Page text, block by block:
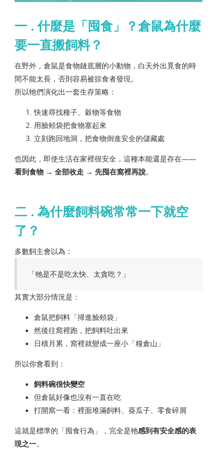
一 . 什麼是「囤食」？倉鼠為什麼
要一直搬飼料？
在野外，倉鼠是食物鏈底層的小動物，白天外出覓食的時
間不能太長，否則容易被掠食者發現。
所以牠們演化出一套生存策略：
快速尋找種子、穀物等食物
用臉頰袋把食物塞起來
立刻跑回地洞，把食物倒進安全的儲藏處
也因此，即使生活在家裡很安全，這種本能還是存在——
看到食物 → 全部收走 → 先囤在窩裡再說。
二 . 為什麼飼料碗常常一下就空
了？
多數飼主會以為：
「牠是不是吃太快、太貪吃？」
其實大部分情況是：
倉鼠把飼料「掃進臉頰袋」
然後往窩裡跑，把飼料吐出來
日積月累，窩裡就變成一座小「糧倉山」
所以你會看到：
飼料碗很快變空
但倉鼠好像也沒有一直在吃
打開窩一看：裡面堆滿飼料、葵瓜子、零食碎屑
這就是標準的「囤食行為」，完全是牠感到有安全感的表
現之一。